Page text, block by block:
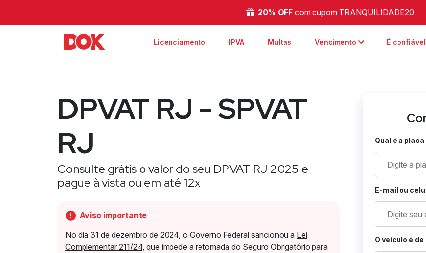
20% OFF com cupom TRANQUILIDADE20
Licenciamento IPVA Multas Vencimento arrow_back_ios É
DPVAT RJ - SPVAT
RJ
Consulte grátis o valor do seu DPVAT RJ 2025 e
pague à vista ou em até 12x
Aviso importante
No dia 31 de dezembro de 2024, o Governo Federal sancionou a Lei
Complementar 211/24, que impede a retomada do Seguro Obrigatório para
Qual é a
E-mail ou
O veículo é